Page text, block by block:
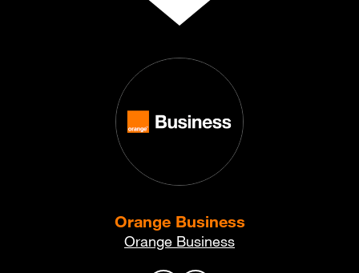
Orange Business
Orange Business